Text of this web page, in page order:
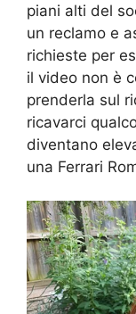
piani alti del
un reclamo e
richieste per
il video non è
prenderla sul
ricavarci
diventano
una Ferrari